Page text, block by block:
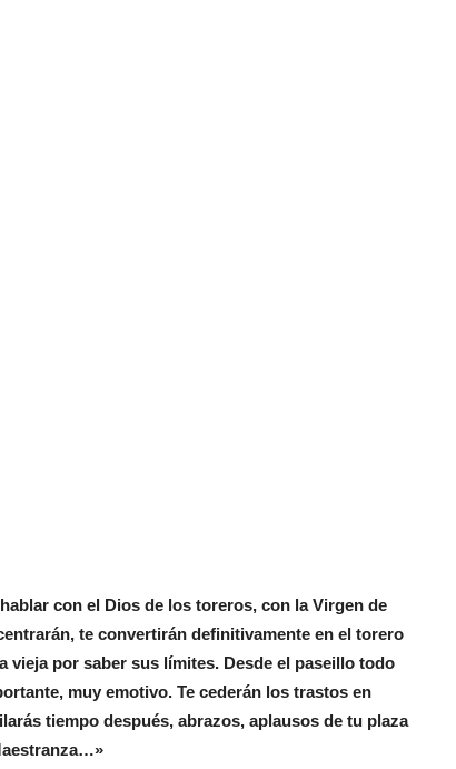
con el Dios de los toreros, con la Virgen de
te convertirán definitivamente en el torero
vieja por saber sus límites. Desde el paseillo todo
muy emotivo. Te cederán los trastos en
tiempo después, abrazos, aplausos de tu plaza